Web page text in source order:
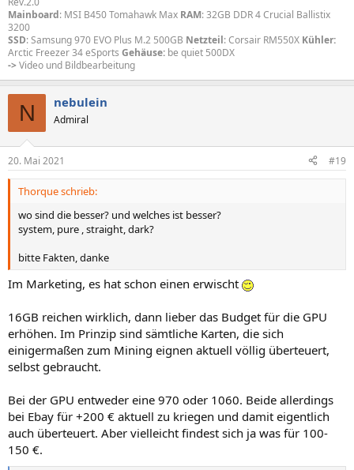
Mainboard: MSI B450 Tomahawk Max RAM: 32GB DDR 4 Crucial Ballistix
3200
SSD: Samsung 970 EVO Plus M.2 500GB Netzteil: Corsair RM550X Kühler:
Arctic Freezer 34 eSports Gehäuse: be quiet 500DX
->Video und Bildbearbeitung
N nebulein
Admiral
20. Mai 2021 #19
Thorque schrieb:
wo sind die besser? und welches ist besser?
system, pure , straight, dark?
bitte Fakten, danke
Im Marketing, es hat schon einen erwischt
16GB reichen wirklich, dann lieber das Budget für die GPU
erhöhen. Im Prinzip sind sämtliche Karten, die sich
einigermaßen zum Mining eignen aktuell völlig überteuert,
selbst gebraucht.
Bei der GPU entweder eine 970 oder 1060. Beide allerdings
bei Ebay für +200 € aktuell zu kriegen und damit eigentlich
auch überteuert. Aber vielleicht findest sich ja was für 100-
150 €.